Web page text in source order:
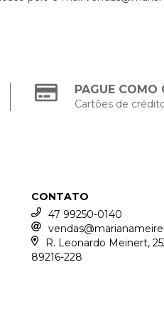
PAGUE COMO
Cartões de
CONTATO
47 99250-0140
R. Leonardo Meinert,
89216-228